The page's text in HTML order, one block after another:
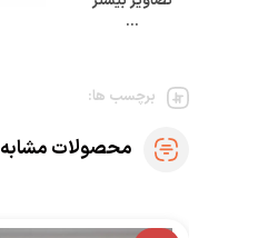
…
برچسب ها:
محصولات مشابه